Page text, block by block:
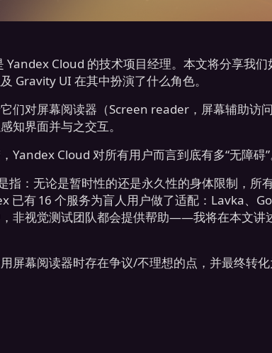
Yandex Cloud 的技术项目经理。本文将分享我
Gravity UI 在其中扮演了什么角色。
们对屏幕阅读器（Screen reader，屏幕辅助访
知界面并与之交互。
Yandex Cloud 对所有用户而言到底有多“无障碍”
指：无论是暂时性的还是永久性的身体限制，所
已有 16 个服务为盲人用户做了适配：Lavka、
非视觉测试团队都会提供帮助——我将在本文讲
屏幕阅读器时存在争议/不理想的点，并最终转化